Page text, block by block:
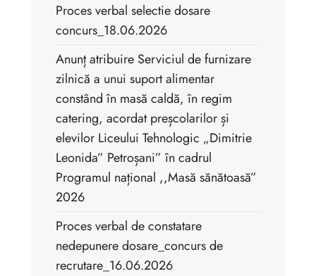
Proces verbal selectie dosare
concurs_18.06.2026
Anunț atribuire Serviciul de furnizare
zilnică a unui suport alimentar
constând în masă caldă, în regim
catering, acordat preșcolarilor și
elevilor Liceului Tehnologic „Dimitrie
Leonida” Petroșani” în cadrul
Programul național ,,Masă sănătoasă”
2026
Proces verbal de constatare
nedepunere dosare_concurs de
recrutare_16.06.2026